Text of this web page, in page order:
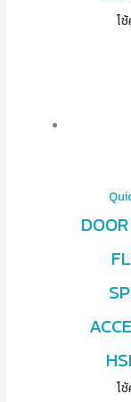
โ
โ